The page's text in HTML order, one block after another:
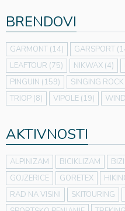
BRENDOVI
GARMONT (14) GARSPORT
LEAFTOUR (75) NIKWAX (4)
PINGUIN (159) SINGING ROCK
TRIOP (8) VIPOLE (19)
AKTIVNOSTI
ALPINIZAM BICIKLIZAM
GOJZERICE
GORETEX
RAD NA VISINI
SKITOURING